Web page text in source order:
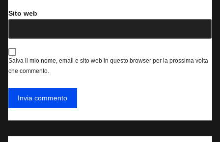
Sito web
Salva il mio nome, email e sito web in questo browser per la prossima volta
che commento.